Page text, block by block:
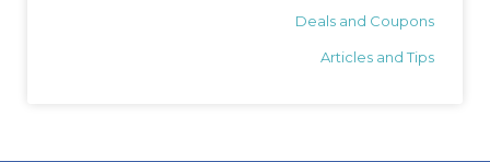
Deals and Coupons
Articles and Tips